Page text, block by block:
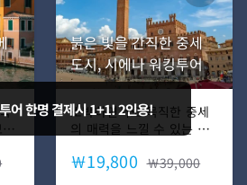
어 한명 결제시 1+1! 2인용!
붉은 빛을 간직한 중세
도시, 시에나 워킹투어
소박하면서도 묵직한 중세
의 매력을 느낄 수 있는 곳,
서 밀려 쇠퇴했지만, 그 덕
￦19,800 ￦39,000